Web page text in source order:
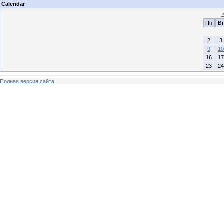
Calendar
«
Пн
Вт
2
3
9
10
16
17
23
24
Полная версия сайта